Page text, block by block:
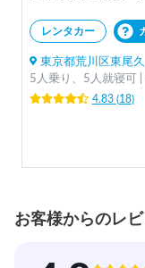
レンタカー
東京都荒川区東尾
5人乗り、5人就寝可 |
4.83(18)
お客様からのレ